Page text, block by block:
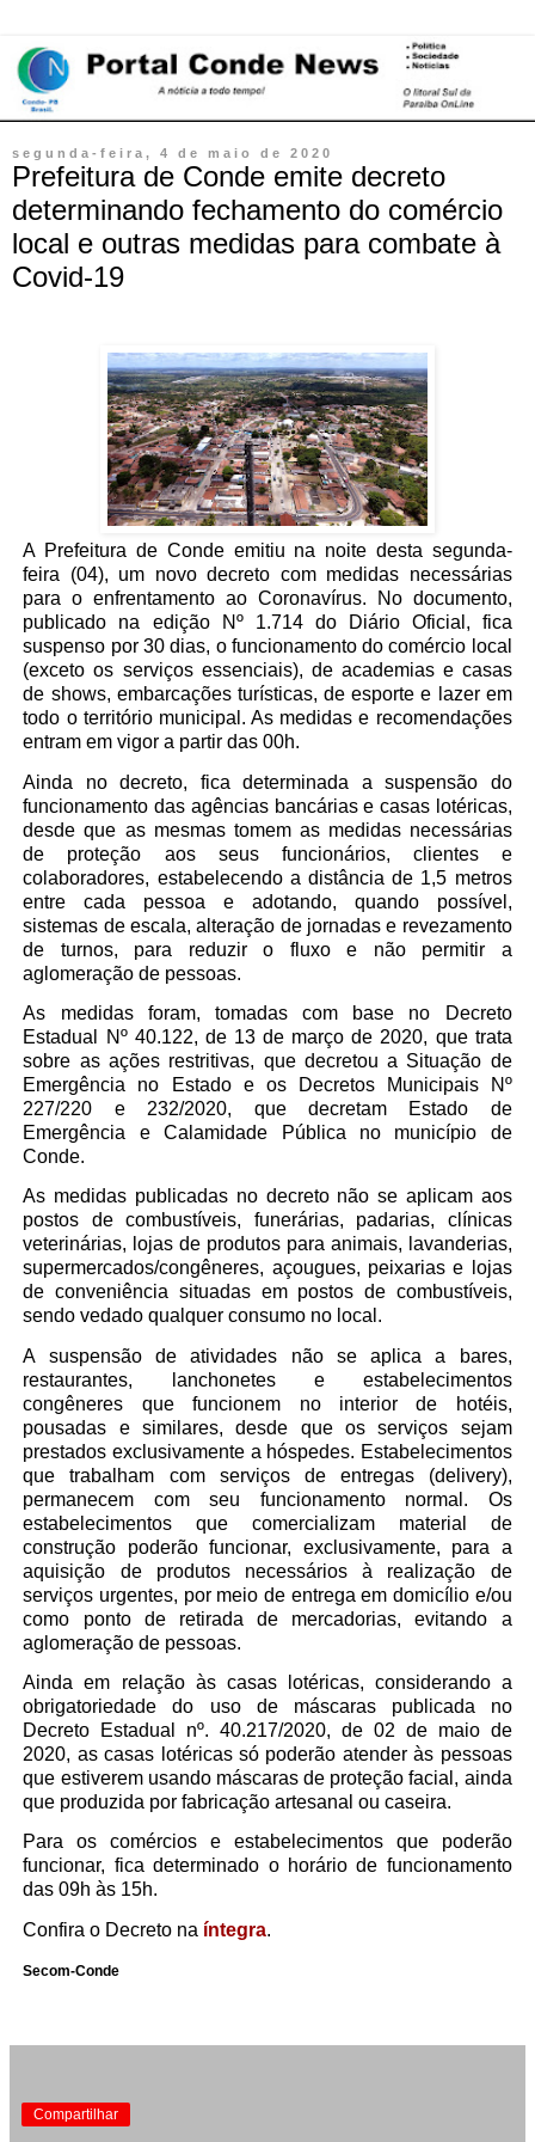
segunda-feira, 4 de maio de 2020
Prefeitura de Conde emite decreto
determinando fechamento do comércio
local e outras medidas para combate à
Covid-19
A Prefeitura de Conde emitiu na noite desta segunda-
feira (04), um novo decreto com medidas necessárias
para o enfrentamento ao Coronavírus. No documento,
publicado na edição Nº 1.714 do Diário Oficial, fica
suspenso por 30 dias, o funcionamento do comércio local
(exceto os serviços essenciais), de academias e casas
de shows, embarcações turísticas, de esporte e lazer em
todo o território municipal. As medidas e recomendações
entram em vigor a partir das 00h.
Ainda no decreto, fica determinada a suspensão do
funcionamento das agências bancárias e casas lotéricas,
desde que as mesmas tomem as medidas necessárias
de proteção aos seus funcionários, clientes e
colaboradores, estabelecendo a distância de 1,5 metros
entre cada pessoa e adotando, quando possível,
sistemas de escala, alteração de jornadas e revezamento
de turnos, para reduzir o fluxo e não permitir a
aglomeração de pessoas.
As medidas foram, tomadas com base no Decreto
Estadual Nº 40.122, de 13 de março de 2020, que trata
sobre as ações restritivas, que decretou a Situação de
Emergência no Estado e os Decretos Municipais Nº
227/220 e 232/2020, que decretam Estado de
Emergência e Calamidade Pública no município de
Conde.
As medidas publicadas no decreto não se aplicam aos
postos de combustíveis, funerárias, padarias, clínicas
veterinárias, lojas de produtos para animais, lavanderias,
supermercados/congêneres, açougues, peixarias e lojas
de conveniência situadas em postos de combustíveis,
sendo vedado qualquer consumo no local.
A suspensão de atividades não se aplica a bares,
restaurantes, lanchonetes e estabelecimentos
congêneres que funcionem no interior de hotéis,
pousadas e similares, desde que os serviços sejam
prestados exclusivamente a hóspedes. Estabelecimentos
que trabalham com serviços de entregas (delivery),
permanecem com seu funcionamento normal. Os
estabelecimentos que comercializam material de
construção poderão funcionar, exclusivamente, para a
aquisição de produtos necessários à realização de
serviços urgentes, por meio de entrega em domicílio e/ou
como ponto de retirada de mercadorias, evitando a
aglomeração de pessoas.
Ainda em relação às casas lotéricas, considerando a
obrigatoriedade do uso de máscaras publicada no
Decreto Estadual nº. 40.217/2020, de 02 de maio de
2020, as casas lotéricas só poderão atender às pessoas
que estiverem usando máscaras de proteção facial, ainda
que produzida por fabricação artesanal ou caseira.
Para os comércios e estabelecimentos que poderão
funcionar, fica determinado o horário de funcionamento
das 09h às 15h.
Confira o Decreto na íntegra.
Secom-Conde
Compartilhar